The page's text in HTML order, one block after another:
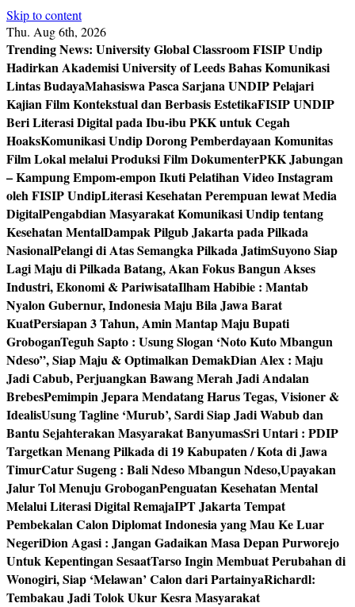
Skip to content
Thu. Aug 6th, 2026
Trending News: University Global Classroom FISIP Undip
Hadirkan Akademisi University of Leeds Bahas Komunikasi
Lintas BudayaMahasiswa Pasca Sarjana UNDIP Pelajari
Kajian Film Kontekstual dan Berbasis EstetikaFISIP UNDIP
Beri Literasi Digital pada Ibu-ibu PKK untuk Cegah
HoaksKomunikasi Undip Dorong Pemberdayaan Komunitas
Film Lokal melalui Produksi Film DokumenterPKK Jabungan
– Kampung Empom-empon Ikuti Pelatihan Video Instagram
oleh FISIP UndipLiterasi Kesehatan Perempuan lewat Media
DigitalPengabdian Masyarakat Komunikasi Undip tentang
Kesehatan MentalDampak Pilgub Jakarta pada Pilkada
NasionalPelangi di Atas Semangka Pilkada JatimSuyono Siap
Lagi Maju di Pilkada Batang, Akan Fokus Bangun Akses
Industri, Ekonomi & PariwisataIlham Habibie : Mantab
Nyalon Gubernur, Indonesia Maju Bila Jawa Barat
KuatPersiapan 3 Tahun, Amin Mantap Maju Bupati
GroboganTeguh Sapto : Usung Slogan ‘Noto Kuto Mbangun
Ndeso”, Siap Maju & Optimalkan DemakDian Alex : Maju
Jadi Cabub, Perjuangkan Bawang Merah Jadi Andalan
BrebesPemimpin Jepara Mendatang Harus Tegas, Visioner &
IdealisUsung Tagline ‘Murub’, Sardi Siap Jadi Wabub dan
Bantu Sejahterakan Masyarakat BanyumasSri Untari : PDIP
Targetkan Menang Pilkada di 19 Kabupaten / Kota di Jawa
TimurCatur Sugeng : Bali Ndeso Mbangun Ndeso,Upayakan
Jalur Tol Menuju GroboganPenguatan Kesehatan Mental
Melalui Literasi Digital RemajaIPT Jakarta Tempat
Pembekalan Calon Diplomat Indonesia yang Mau Ke Luar
NegeriDion Agasi : Jangan Gadaikan Masa Depan Purworejo
Untuk Kepentingan SesaatTarso Ingin Membuat Perubahan di
Wonogiri, Siap ‘Melawan’ Calon dari PartainyaRichardl:
Tembakau Jadi Tolok Ukur Kesra Masyarakat